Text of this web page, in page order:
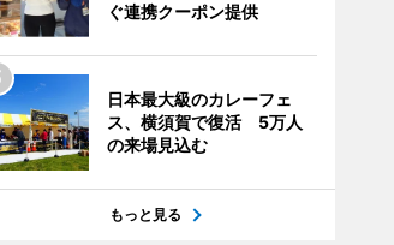
ぐ連携クーポン提供
日本最大級のカレーフェ
ス、横須賀で復活 5万人
の来場見込む
もっと見る